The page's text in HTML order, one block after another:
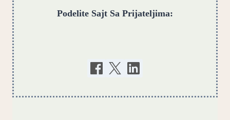
Podelite Sajt Sa Prijateljima: